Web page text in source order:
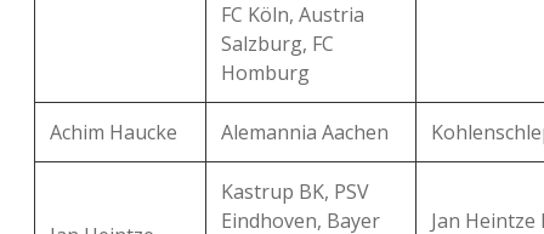
FC Köln, Austria
Salzburg, FC
Homburg
Achim Haucke Alemannia Aachen
Kastrup BK, PSV
Eindhoven, Bayer
Jan